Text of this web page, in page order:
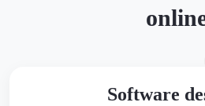
Software